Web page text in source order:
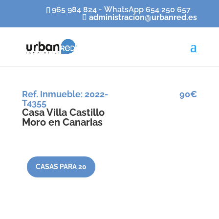
965 984 824 - WhatsApp 654 250 657
administracion@urbanred.es
Ref. Inmueble: 2022-
T4355
Casa Villa Castillo
Moro en Canarias
90€
CASAS PARA 20